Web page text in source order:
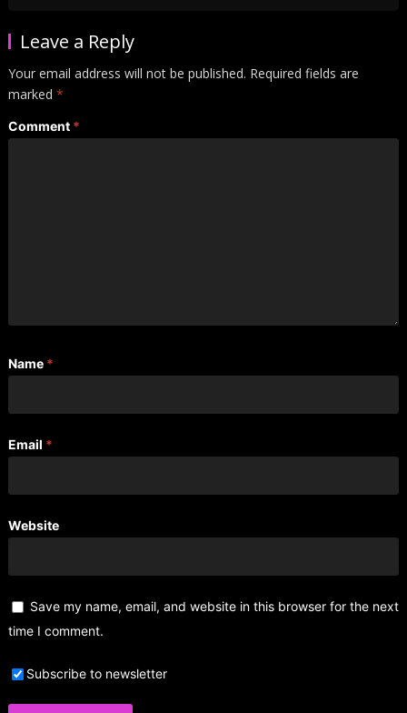
Leave a Reply
Your email address will not be published. Required fields are
marked *
Comment *
Name *
Email *
Website
Save my name, email, and website in this browser for the next
time I comment.
Subscribe to newsletter